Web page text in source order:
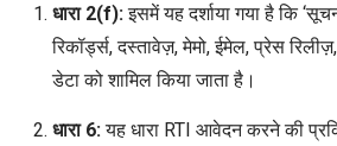
धारा 2(f):इसमें यह दर्शाया गया है कि
रिकॉर्ड्स, दस्तावेज़, मेमो, ईमेल, प्रेस
डेटा को शामिल किया जाता है।
धारा 6:यह धारा RTI आवेदन करने की